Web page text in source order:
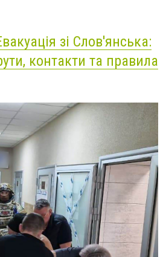
зі Слов'янська:
контакти та правила